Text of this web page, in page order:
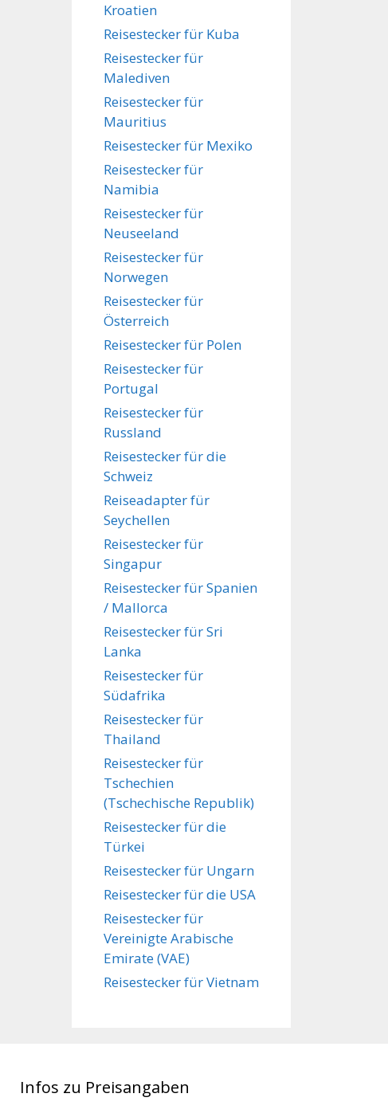
Kroatien
Reisestecker für Kuba
Reisestecker für
Malediven
Reisestecker für
Mauritius
Reisestecker für Mexiko
Reisestecker für
Namibia
Reisestecker für
Neuseeland
Reisestecker für
Norwegen
Reisestecker für
Österreich
Reisestecker für Polen
Reisestecker für
Portugal
Reisestecker für
Russland
Reisestecker für die
Schweiz
Reiseadapter für
Seychellen
Reisestecker für
Singapur
Reisestecker für Spanien
/ Mallorca
Reisestecker für Sri
Lanka
Reisestecker für
Südafrika
Reisestecker für
Thailand
Reisestecker für
Tschechien
(Tschechische Republik)
Reisestecker für die
Türkei
Reisestecker für Ungarn
Reisestecker für die USA
Reisestecker für
Vereinigte Arabische
Emirate (VAE)
Reisestecker für Vietnam
Infos zu Preisangaben